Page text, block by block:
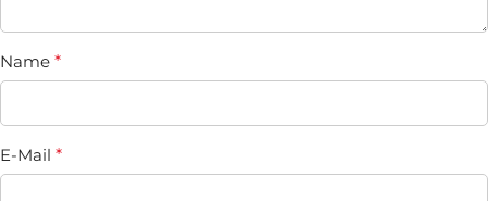
Name *
E-Mail *